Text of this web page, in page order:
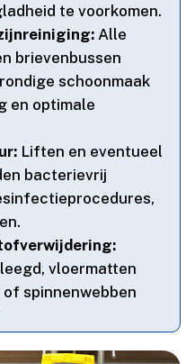
te voorkomen.​
Alle
brievenbussen
schoonmaak
en optimale
Liften en eventueel
bacterievrij
vloermatten
spinnenwebben